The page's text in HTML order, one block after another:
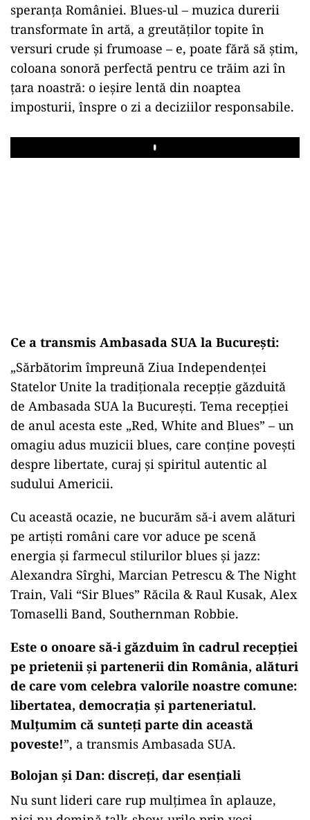
speranța României. Blues-ul – muzica durerii
transformate în artă, a greutăților topite în
versuri crude și frumoase – e, poate fără să știm,
coloana sonoră perfectă pentru ce trăim azi în
țara noastră: o ieșire lentă din noaptea
imposturii, înspre o zi a deciziilor responsabile.
Play
Ce a transmis Ambasada SUA la București:
„Sărbătorim împreună Ziua Independenței
Statelor Unite la tradiționala recepție găzduită
de Ambasada SUA la București. Tema recepției
de anul acesta este „Red, White and Blues” – un
omagiu adus muzicii blues, care conține povești
despre libertate, curaj și spiritul autentic al
sudului Americii.
Cu această ocazie, ne bucurăm să-i avem alături
pe artiști români care vor aduce pe scenă
energia și farmecul stilurilor blues și jazz:
Alexandra Sîrghi, Marcian Petrescu & The Night
Train, Vali “Sir Blues” Răcila & Raul Kusak, Alex
Tomaselli Band, Southernman Robbie.
Este o onoare să-i găzduim în cadrul recepției
pe prietenii și partenerii din România, alături
de care vom celebra valorile noastre comune:
libertatea, democrația și parteneriatul.
Mulțumim că sunteți parte din această
poveste!”, a transmis Ambasada SUA.
Bolojan și Dan: discreți, dar esențiali
Nu sunt lideri care rup mulțimea în aplauze,